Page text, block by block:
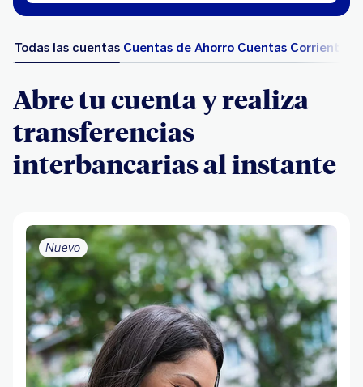
Todas las cuentas Cuentas de Ahorro Cuentas Corriente
Abre tu cuenta y realiza
transferencias
interbancarias al instante
Nuevo